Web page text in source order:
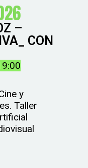
–
CON
y
Taller